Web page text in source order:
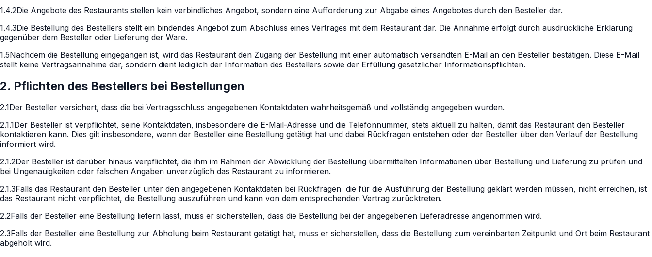
1.4.2Die Angebote des Restaurants stellen kein verbindliches Angebot, sondern eine Aufforderung zur Abgabe eines Angebotes durch den Besteller dar.
1.4.3Die Bestellung des Bestellers stellt ein bindendes Angebot zum Abschluss eines Vertrages mit dem Restaurant dar. Die Annahme erfolgt durch ausdrückliche Erklärung
gegenüber dem Besteller oder Lieferung der Ware.
1.5Nachdem die Bestellung eingegangen ist, wird das Restaurant den Zugang der Bestellung mit einer automatisch versandten E-Mail an den Besteller bestätigen. Diese E-Mail
stellt keine Vertragsannahme dar, sondern dient lediglich der Information des Bestellers sowie der Erfüllung gesetzlicher Informationspflichten.
2. Pflichten des Bestellers bei Bestellungen
2.1Der Besteller versichert, dass die bei Vertragsschluss angegebenen Kontaktdaten wahrheitsgemäß und vollständig angegeben wurden.
2.1.1Der Besteller ist verpflichtet, seine Kontaktdaten, insbesondere die E-Mail-Adresse und die Telefonnummer, stets aktuell zu halten, damit das Restaurant den Besteller
kontaktieren kann. Dies gilt insbesondere, wenn der Besteller eine Bestellung getätigt hat und dabei Rückfragen entstehen oder der Besteller über den Verlauf der Bestellung
informiert wird.
2.1.2Der Besteller ist darüber hinaus verpflichtet, die ihm im Rahmen der Abwicklung der Bestellung übermittelten Informationen über Bestellung und Lieferung zu prüfen und
bei Ungenauigkeiten oder falschen Angaben unverzüglich das Restaurant zu informieren.
2.1.3Falls das Restaurant den Besteller unter den angegebenen Kontaktdaten bei Rückfragen, die für die Ausführung der Bestellung geklärt werden müssen, nicht erreichen, ist
das Restaurant nicht verpflichtet, die Bestellung auszuführen und kann von dem entsprechenden Vertrag zurücktreten.
2.2Falls der Besteller eine Bestellung liefern lässt, muss er sicherstellen, dass die Bestellung bei der angegebenen Lieferadresse angenommen wird.
2.3Falls der Besteller eine Bestellung zur Abholung beim Restaurant getätigt hat, muss er sicherstellen, dass die Bestellung zum vereinbarten Zeitpunkt und Ort beim Restaurant
abgeholt wird.